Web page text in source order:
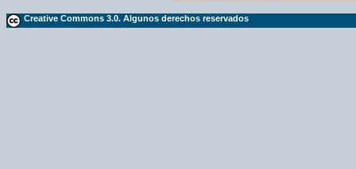
Creative Commons 3.0. Algunos derechos reservados